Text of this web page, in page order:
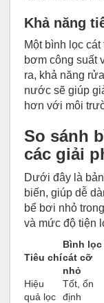
Khả năng
Một bình lọc
bơm công suất
ra, khả năng
nước sẽ giúp
hơn với môi
So sánh
các giải
Dưới đây là
biến, giúp dễ
bể bơi nhỏ
và mức độ tiện
Tiêu chí
Bình lọc
cát cỡ
nhỏ
Hiệu
quả lọc
Tốt, ổn
định